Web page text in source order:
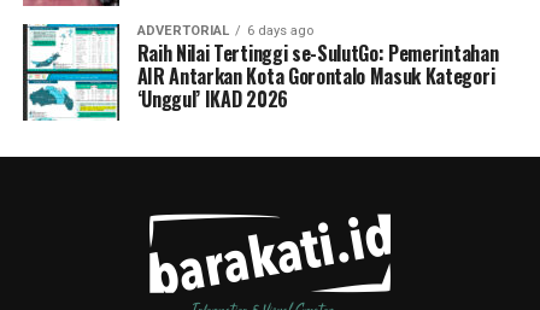
ADVERTORIAL 6 days ago
Raih Nilai Tertinggi se-SulutGo: Pemerintahan
AIR Antarkan Kota Gorontalo Masuk Kategori
‘Unggul’ IKAD 2026